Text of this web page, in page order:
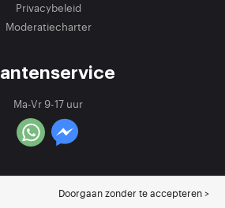
Privacybeleid
Moderatiecharter
Ma-Vr 9-17 uur
Doorgaan zonder te accepteren >